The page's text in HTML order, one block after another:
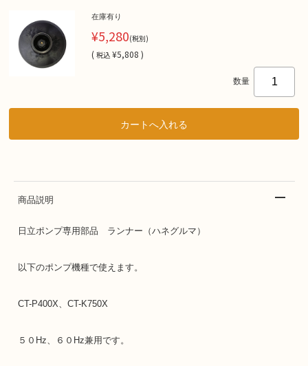
在庫有り
¥5,280(税別)
( 税込 ¥5,808 )
数量
商品説明
日立ポンプ専用部品 ランナー（ハネグルマ）
以下のポンプ機種で使えます。
CT-P400X、CT-K750X
５０Hz、６０Hz兼用です。